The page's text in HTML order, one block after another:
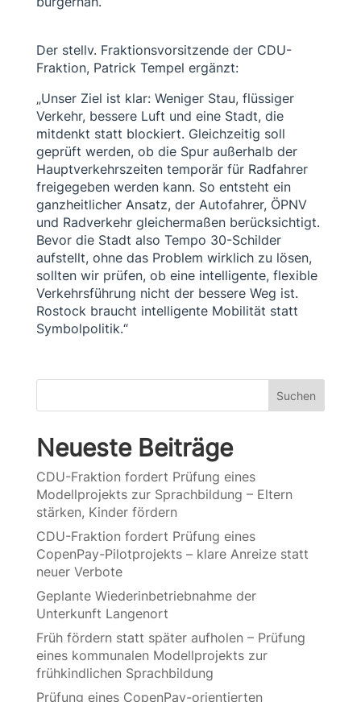
Der stellv. Fraktionsvorsitzende der CDU-
Fraktion, Patrick Tempel ergänzt:
„Unser Ziel ist klar: Weniger Stau, flüssiger
Verkehr, bessere Luft und eine Stadt, die
mitdenkt statt blockiert. Gleichzeitig soll
geprüft werden, ob die Spur außerhalb der
Hauptverkehrszeiten temporär für Radfahrer
freigegeben werden kann. So entsteht ein
ganzheitlicher Ansatz, der Autofahrer, ÖPNV
und Radverkehr gleichermaßen berücksichtigt.
Bevor die Stadt also Tempo 30-Schilder
aufstellt, ohne das Problem wirklich zu lösen,
sollten wir prüfen, ob eine intelligente, flexible
Verkehrsführung nicht der bessere Weg ist.
Rostock braucht intelligente Mobilität statt
Symbolpolitik.“
Suchen
Neueste Beiträge
CDU-Fraktion fordert Prüfung eines
Modellprojekts zur Sprachbildung – Eltern
stärken, Kinder fördern
CDU-Fraktion fordert Prüfung eines
CopenPay-Pilotprojekts – klare Anreize statt
neuer Verbote
Geplante Wiederinbetriebnahme der
Unterkunft Langenort
Früh fördern statt später aufholen – Prüfung
eines kommunalen Modellprojekts zur
frühkindlichen Sprachbildung
Prüfung eines CopenPay-orientierten